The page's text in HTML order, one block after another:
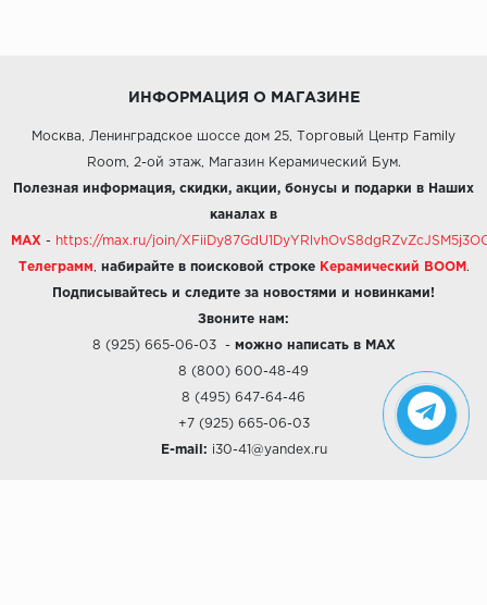
ИНФОРМАЦИЯ О МАГАЗИНЕ
Москва, Ленинградское шоссе дом 25, Торговый Центр Family
Room, 2-ой этаж, Магазин Керамический Бум.
Полезная информация, скидки, акции, бонусы и подарки в Наших
каналах в
MAX - https://max.ru/join/
Телеграмм набирайте в поисковой строке Керамический BOOM .
Подписывайтесь и следите за новостями и новинками!
Звоните нам:
8 (925) 665-06-03- можно написать в MAX
8 (800) 600-48-49
8 (495) 647-64-46
+7 (925) 665-06-03
E-mail: i30-41@yandex.ru